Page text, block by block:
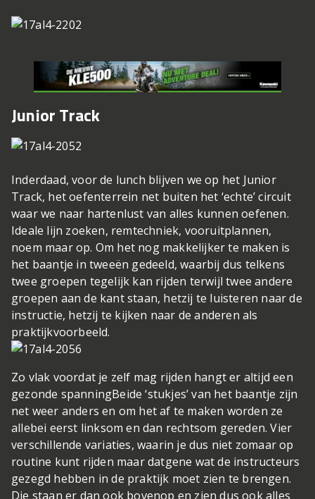
Junior Track
Inderdaad, voor de lunch blijven we op het Junior
Track, het oefenterrein net buiten het ‘echte’ circuit
waar we naar hartenlust van alles kunnen oefenen.
Ideale lijn zoeken, remtechniek, vooruitplannen,
noem maar op. Om het nog makkelijker te maken is
het baantje in tweeën gedeeld, waarbij dus telkens
twee groepen tegelijk kan rijden terwijl twee andere
groepen aan de kant staan, hetzij te luisteren naar de
instructie, hetzij te kijken naar de anderen als
praktijkvoorbeeld.
Zo vlak voordat je zelf mag rijden hangt er altijd een
gezonde spanningBeide ‘stukjes’ van het baantje zijn
net weer anders en om het af te maken worden ze
allebei eerst linksom en dan rechtsom gereden. Vier
verschillende variaties, waarin je dus niet zomaar op
routine kunt rijden maar datgene wat de instructeurs
gezegd hebben in de praktijk moet zien te brengen.
Die staan er dan ook bovenop en zien dus ook alles